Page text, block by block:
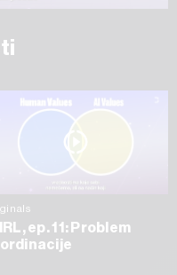
ep. 11: Problem